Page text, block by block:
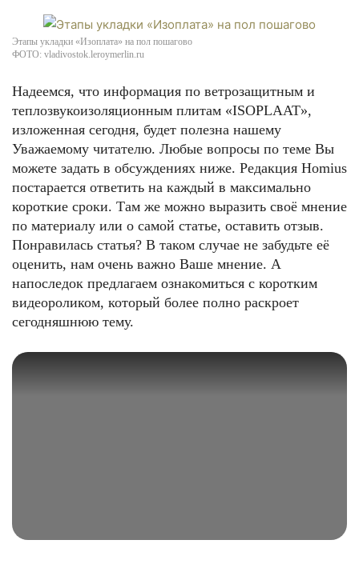
Этапы укладки «Изоплата» на пол пошагово
ФОТО: vladivostok.leroymerlin.ru
Надеемся, что информация по ветрозащитным и
теплозвукоизоляционным плитам «ISOPLAAT»,
изложенная сегодня, будет полезна нашему
Уважаемому читателю. Любые вопросы по теме Вы
можете задать в обсуждениях ниже. Редакция Homius
постарается ответить на каждый в максимально
короткие сроки. Там же можно выразить своё мнение
по материалу или о самой статье, оставить отзыв.
Понравилась статья? В таком случае не забудьте её
оценить, нам очень важно Ваше мнение. А
напоследок предлагаем ознакомиться с коротким
видеороликом, который более полно раскроет
сегодняшнюю тему.